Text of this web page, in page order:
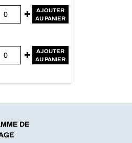
AJOUTER
AU PANIER
AJOUTER
AU PANIER
DE